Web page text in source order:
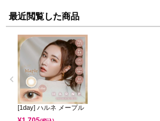
最近閲覧した商品
[1day] ハルネ メープル